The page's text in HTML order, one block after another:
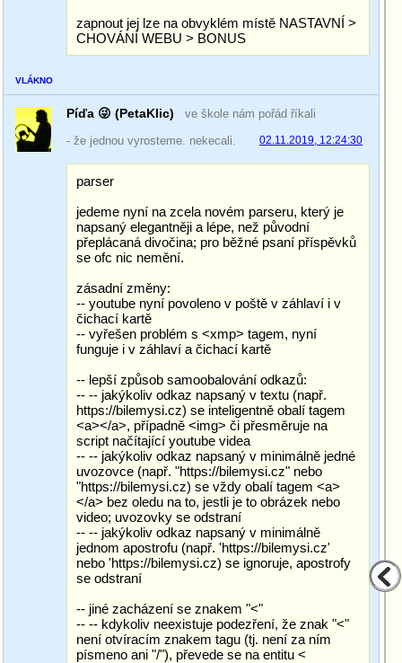
zapnout jej lze na obvyklém místě NASTAVNÍ >
CHOVÁNÍ WEBU > BONUS
VLÁKNO
Píďa 😜 (PetaKlic)
ve škole nám pořád říkali
- že jednou vyrosteme. nekecali.
02.11.2019, 12:24:30
parser
jedeme nyní na zcela novém parseru, který je
napsaný elegantněji a lépe, než původní
přeplácaná divočina; pro běžné psaní příspěvků
se ofc nic nemění.
zásadní změny:
-- youtube nyní povoleno v poště v záhlaví i v
čichací kartě
-- vyřešen problém s <xmp> tagem, nyní
funguje i v záhlaví a čichací kartě
-- lepší způsob samoobalování odkazů:
-- -- jakýkoliv odkaz napsaný v textu (např.
https://bilemysi.cz) se inteligentně obalí tagem
<a></a>, případně <img> či přesměruje na
script načítající youtube videa
-- -- jakýkoliv odkaz napsaný v minimálně jedné
uvozovce (např. "https://bilemysi.cz" nebo
"https://bilemysi.cz) se vždy obalí tagem <a>
</a> bez oledu na to, jestli je to obrázek nebo
video; uvozovky se odstraní
-- -- jakýkoliv odkaz napsaný v minimálně
jednom apostrofu (např. 'https://bilemysi.cz'
nebo 'https://bilemysi.cz) se ignoruje, apostrofy
se odstraní
-- jiné zacházení se znakem "<"
-- -- kdykoliv neexistuje podezření, že znak "<"
není otvíracím znakem tagu (tj. není za ním
písmeno ani "/"), převede se na entitu <